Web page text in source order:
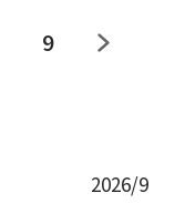
9
2026/9